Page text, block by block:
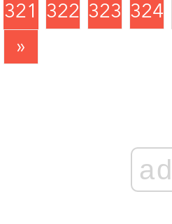
321
322 323 324
»
ad